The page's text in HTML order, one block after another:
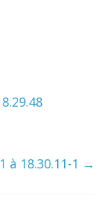
à 18.30.11-1 →